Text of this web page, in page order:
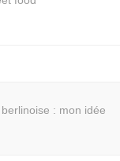
: mon idée